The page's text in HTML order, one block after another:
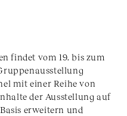
findet vom 19. bis zum
mit einer Reihe von
der Ausstellung auf
erweitern und